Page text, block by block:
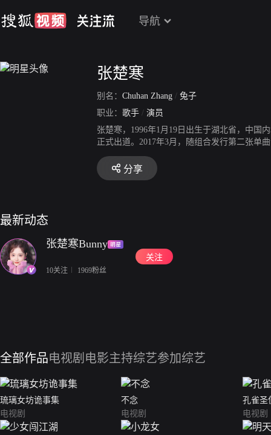
导航
张楚寒
别名： Chuhan Zhang / 兔子
职业： 歌手 / 演员
张楚寒，1996年1月19日出生于湖北省，中国
正式出道。2017年3月，随组合发行第二张单
青春成长节目《创造101》。2020年3月，参
分享
最新动态
张楚寒Bunny
10关注 1969粉丝
关注
全部作品电视剧 电影主持综艺参加综艺
琉璃女坊诡事集
电视剧
不念
电视剧
孔雀圣
电视剧